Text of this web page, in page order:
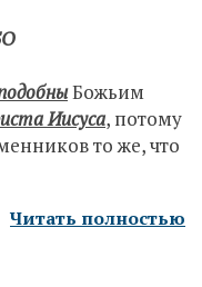
Божьим
Иисуса, потому
то же, что
Читать полностью